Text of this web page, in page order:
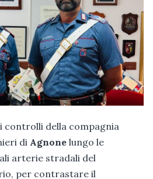
controlli della compagnia
di Agnone lungo le
arterie stradali del
per contrastare il